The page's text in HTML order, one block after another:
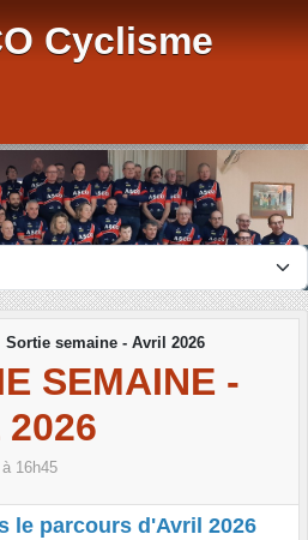
Cyclisme
Sortie semaine - Avril 2026
SEMAINE -
2026
16h45
le parcours d'Avril 2026